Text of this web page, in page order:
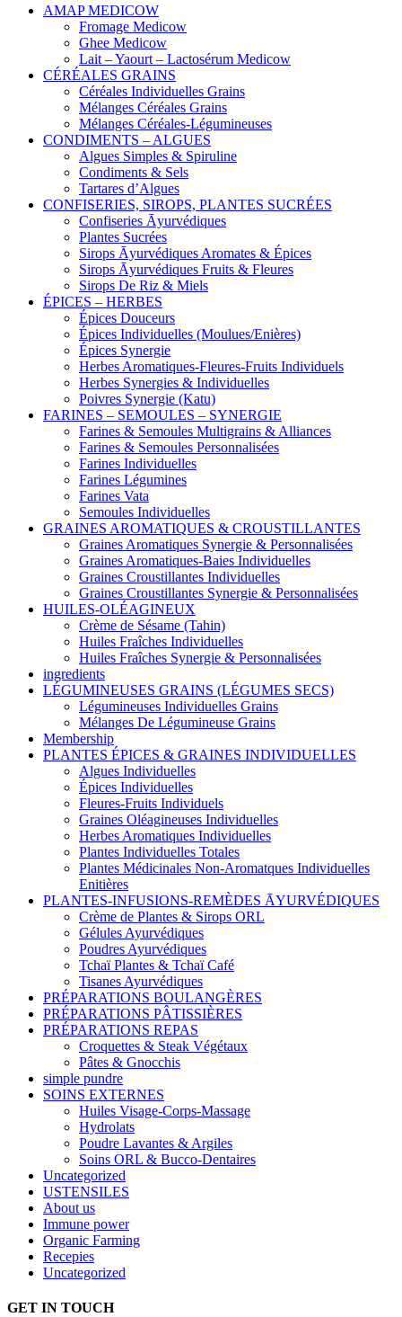
AMAP MEDICOW
Fromage Medicow
Ghee Medicow
Lait – Yaourt – Lactosérum Medicow
CÉRÉALES GRAINS
Céréales Individuelles Grains
Mélanges Céréales Grains
Mélanges Céréales-Légumineuses
CONDIMENTS – ALGUES
Algues Simples & Spiruline
Condiments & Sels
Tartares d’Algues
CONFISERIES, SIROPS, PLANTES SUCRÉES
Confiseries Āyurvédiques
Plantes Sucrées
Sirops Āyurvédiques Aromates & Épices
Sirops Āyurvédiques Fruits & Fleures
Sirops De Riz & Miels
ÉPICES – HERBES
Épices Douceurs
Épices Individuelles (Moulues/Enières)
Épices Synergie
Herbes Aromatiques-Fleures-Fruits Individuels
Herbes Synergies & Individuelles
Poivres Synergie (Katu)
FARINES – SEMOULES – SYNERGIE
Farines & Semoules Multigrains & Alliances
Farines & Semoules Personnalisées
Farines Individuelles
Farines Légumines
Farines Vata
Semoules Individuelles
GRAINES AROMATIQUES & CROUSTILLANTES
Graines Aromatiques Synergie & Personnalisées
Graines Aromatiques-Baies Individuelles
Graines Croustillantes Individuelles
Graines Croustillantes Synergie & Personnalisées
HUILES-OLÉAGINEUX
Crème de Sésame (Tahin)
Huiles Fraîches Individuelles
Huiles Fraîches Synergie & Personnalisées
ingredients
LÉGUMINEUSES GRAINS (LÉGUMES SECS)
Légumineuses Individuelles Grains
Mélanges De Légumineuse Grains
Membership
PLANTES ÉPICES & GRAINES INDIVIDUELLES
Algues Individuelles
Épices Individuelles
Fleures-Fruits Individuels
Graines Oléagineuses Individuelles
Herbes Aromatiques Individuelles
Plantes Individuelles Totales
Plantes Médicinales Non-Aromatques Individuelles
Enitières
PLANTES-INFUSIONS-REMÈDES ĀYURVÉDIQUES
Crème de Plantes & Sirops ORL
Gélules Ayurvédiques
Poudres Ayurvédiques
Tchaï Plantes & Tchaï Café
Tisanes Ayurvédiques
PRÉPARATIONS BOULANGÈRES
PRÉPARATIONS PÂTISSIÈRES
PRÉPARATIONS REPAS
Croquettes & Steak Végétaux
Pâtes & Gnocchis
simple pundre
SOINS EXTERNES
Huiles Visage-Corps-Massage
Hydrolats
Poudre Lavantes & Argiles
Soins ORL & Bucco-Dentaires
Uncategorized
USTENSILES
About us
Immune power
Organic Farming
Recepies
Uncategorized
GET IN TOUCH